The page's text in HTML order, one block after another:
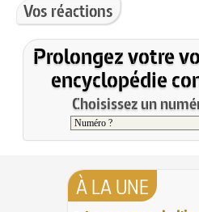
Vos réactions
Prolongez votre
encyclopédie
Choisissez un
À LA UNE